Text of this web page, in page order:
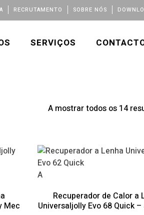
RECRUTAMENTO SOBRE NÓS
SERVIÇOS
A mostrar todos os 14
Mec
A
Recuperador de Calor a
Universaljolly Evo 68 Quick